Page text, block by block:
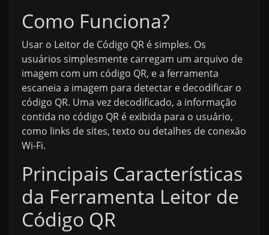
Como Funciona?
Usar o Leitor de Código QR é simples. Os
usuários simplesmente carregam um arquivo de
imagem com um código QR, e a ferramenta
escaneia a imagem para detectar e decodificar o
código QR. Uma vez decodificado, a informação
contida no código QR é exibida para o usuário,
como links de sites, texto ou detalhes de conexão
Wi-Fi.
Principais Características
da Ferramenta Leitor de
Código QR